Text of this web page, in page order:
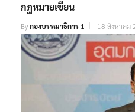
กฎหมายเขียน
Byกองบรรณาธิการ 1 18 สิงหาคม